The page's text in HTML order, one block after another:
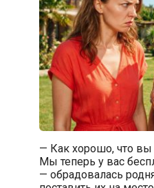
— Как хорошо, что
Мы теперь у вас
— обрадовалась